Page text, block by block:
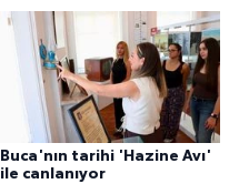
Buca'nın tarihi 'Hazine Avı'
ile canlanıyor